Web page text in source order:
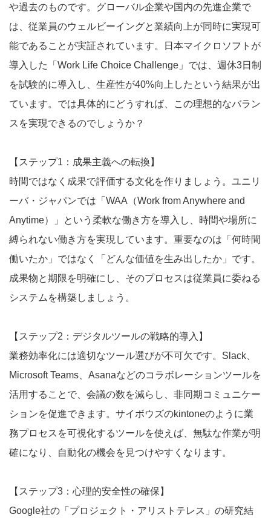
や過去のものです。グローバル企業や国内の先進企業で
は、従業員のウェルビーイングと業績向上が同時に実現可
能であることが実証されています。日本マイクロソフトが
導入した「Work Life Choice Challenge」では、週休3日制
を試験的に導入し、生産性が40%向上したという結果が出
ています。では具体的にどうすれば、この理想的なバラン
スを実現できるのでしょうか？
【ステップ1：成果主義への転換】
時間ではなく成果で評価する文化を作りましょう。ユニリ
ーバ・ジャパンでは「WAA（Work from Anywhere and
Anytime）」という柔軟な働き方を導入し、時間や場所に
縛られない働き方を実現しています。重要なのは「何時間
働いたか」ではなく「どんな価値を生み出したか」です。
成果物と期限を明確にし、そのプロセスは従業員に委ねる
システムを構築しましょう。
【ステップ2：デジタルツールの戦略的導入】
業務効率化には適切なツール選びが不可欠です。Slack、
Microsoft Teams、Asanaなどのコラボレーションツールを
活用することで、会議の数を減らし、非同期コミュニケー
ションを促進できます。サイボウズのkintoneのように業
務プロセスを可視化するツールを使えば、無駄な作業が明
確になり、自動化の機会を見つけやすくなります。
【ステップ3：心理的安全性の確保】
Google社の「プロジェクト・アリストテレス」の研究結